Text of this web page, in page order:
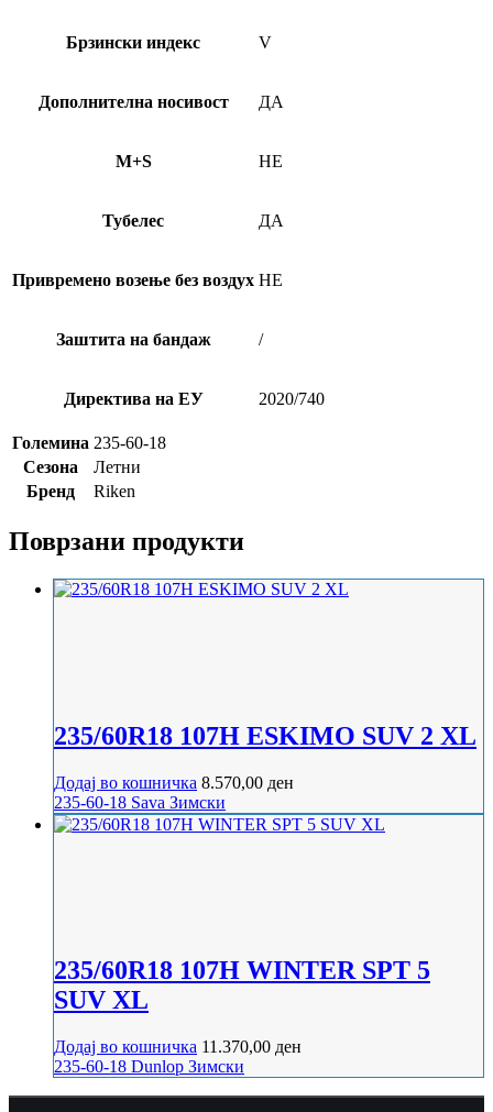
Брзински индекс V
Дополнителна носивост ДА
M+S НЕ
Тубелес ДА
Привремено возење без воздух НЕ
Заштита на бандаж /
Директива на ЕУ 2020/740
Големина 235-60-18
Сезона
Летни
Бренд
Riken
Поврзани продукти
235/60R18 107H ESKIMO SUV 2 XL
Додај во кошничка 8.570,00 ден
235-60-18 Sava Зимски
235/60R18 107H WINTER SPT 5
SUV XL
Додај во кошничка 11.370,00 ден
235-60-18 Dunlop Зимски